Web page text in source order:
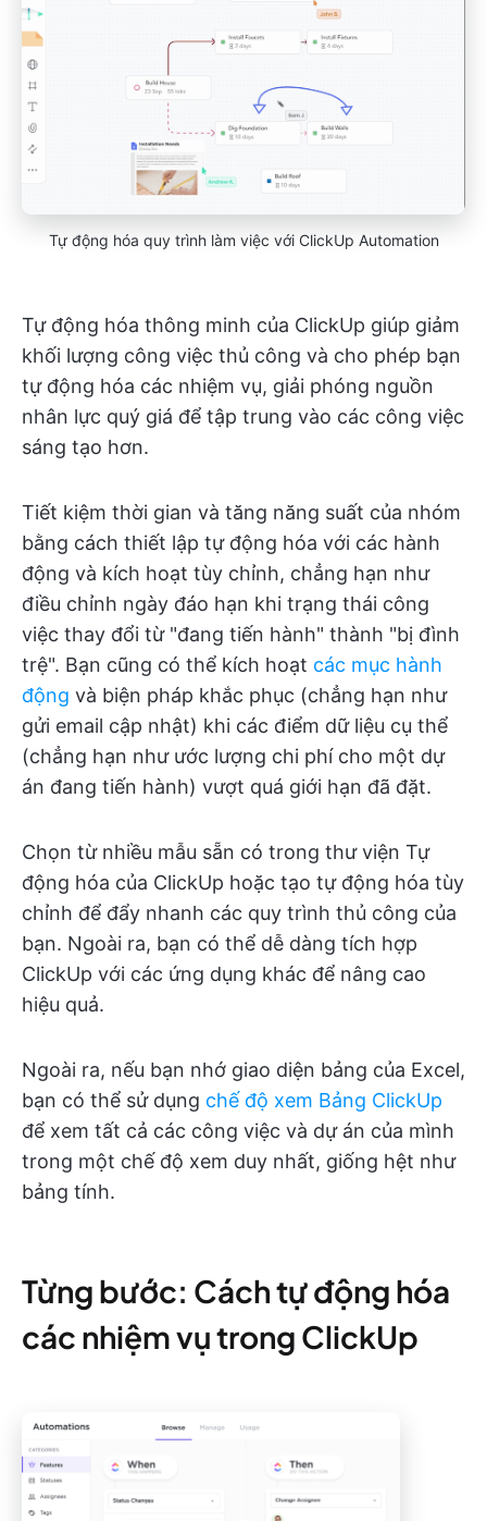
Tự động hóa quy trình làm việc với ClickUp Automation
Tự động hóa thông minh của ClickUp giúp giảm
khối lượng công việc thủ công và cho phép bạn
tự động hóa các nhiệm vụ, giải phóng nguồn
nhân lực quý giá để tập trung vào các công việc
sáng tạo hơn.
Tiết kiệm thời gian và tăng năng suất của nhóm
bằng cách thiết lập tự động hóa với các hành
động và kích hoạt tùy chỉnh, chẳng hạn như
điều chỉnh ngày đáo hạn khi trạng thái công
việc thay đổi từ "đang tiến hành" thành "bị đình
trệ". Bạn cũng có thể kích hoạt các mục hành
động và biện pháp khắc phục (chẳng hạn như
gửi email cập nhật) khi các điểm dữ liệu cụ thể
(chẳng hạn như ước lượng chi phí cho một dự
án đang tiến hành) vượt quá giới hạn đã đặt.
Chọn từ nhiều mẫu sẵn có trong thư viện Tự
động hóa của ClickUp hoặc tạo tự động hóa tùy
chỉnh để đẩy nhanh các quy trình thủ công của
bạn. Ngoài ra, bạn có thể dễ dàng tích hợp
ClickUp với các ứng dụng khác để nâng cao
hiệu quả.
Ngoài ra, nếu bạn nhớ giao diện bảng của Excel,
bạn có thể sử dụng chế độ xem Bảng ClickUp
để xem tất cả các công việc và dự án của mình
trong một chế độ xem duy nhất, giống hệt như
bảng tính.
Từng bước: Cách tự động hóa
các nhiệm vụ trong ClickUp